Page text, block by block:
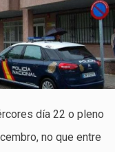
día 22 o pleno
no que entre